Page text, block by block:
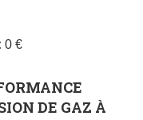
0 €
DE GAZ À